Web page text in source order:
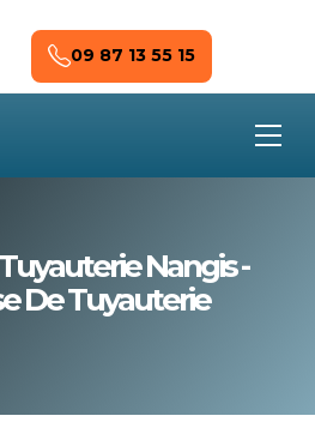
09 87 13 55 15
Nangis -
De Tuyauterie